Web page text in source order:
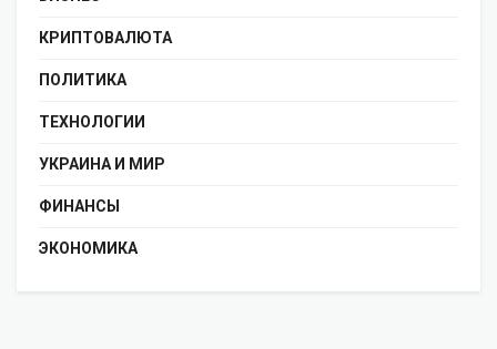
КРИПТОВАЛЮТА
ПОЛИТИКА
ТЕХНОЛОГИИ
УКРАИНА И МИР
ФИНАНСЫ
ЭКОНОМИКА